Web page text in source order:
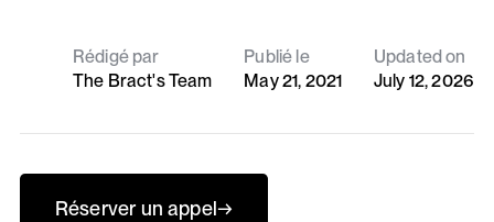
Rédigé par
The Bract's Team
Publié le
May 21, 2021
Updated on
July 12, 2026
Réserver un appel→